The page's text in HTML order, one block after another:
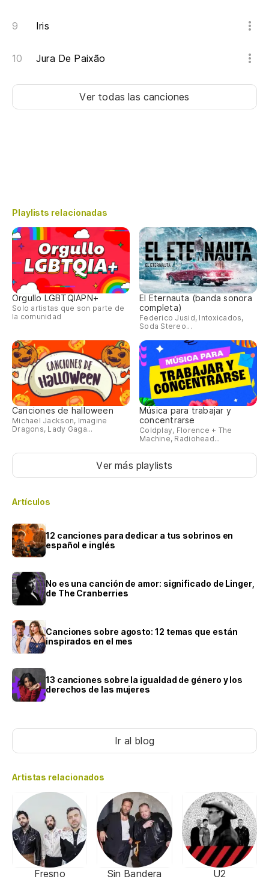
Iris
Jura De Paixão
Ver todas las canciones
Playlists relacionadas
Orgullo LGBTQIAPN+
Solo artistas que son parte de
la comunidad
El Eternauta (banda sonora
completa)
Federico Jusid, Intoxicados,
Soda Stereo...
Canciones de halloween
Michael Jackson, Imagine
Dragons, Lady Gaga...
Música para trabajar y
concentrarse
Coldplay, Florence + The
Machine, Radiohead...
Ver más playlists
Artículos
12 canciones para dedicar a tus sobrinos en
español e inglés
No es una canción de amor: significado de Linger,
de The Cranberries
Canciones sobre agosto: 12 temas que están
inspirados en el mes
13 canciones sobre la igualdad de género y los
derechos de las mujeres
Ir al blog
Artistas relacionados
Fresno Sin Bandera U2